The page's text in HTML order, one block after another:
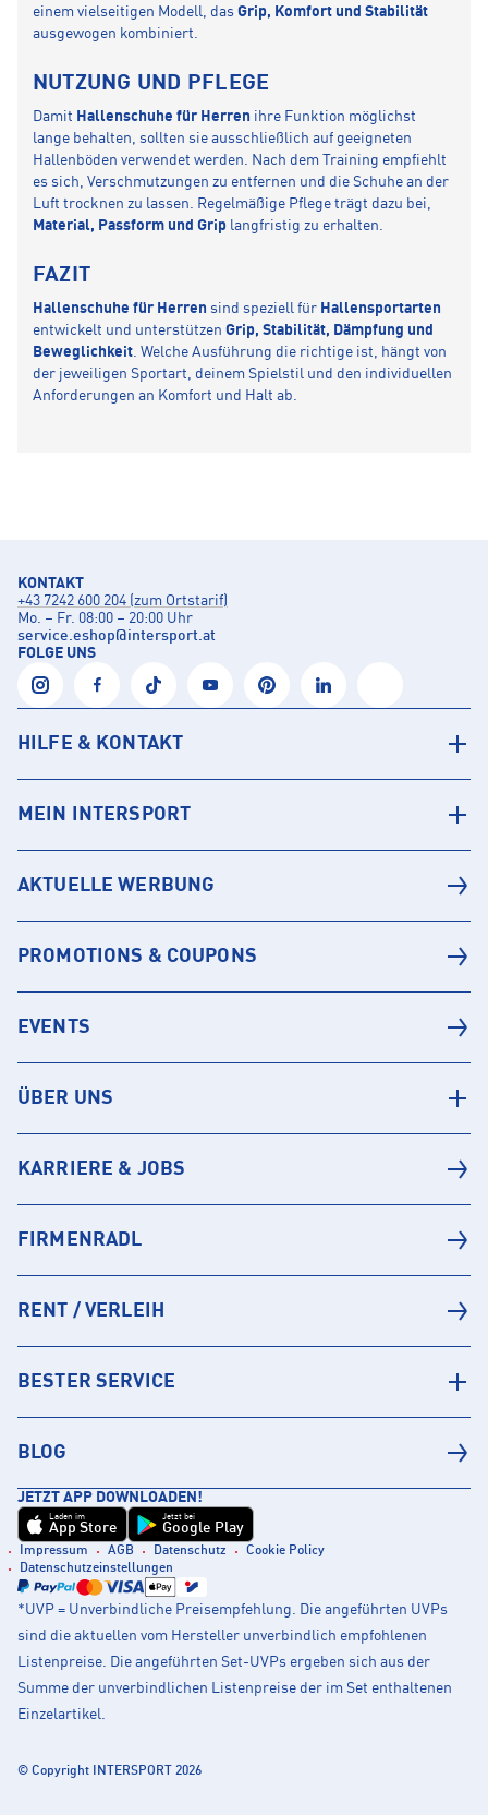
einem vielseitigen Modell, das Grip, Komfort und Stabilität
ausgewogen kombiniert.
NUTZUNG UND PFLEGE
Damit Hallenschuhe für Herren ihre Funktion möglichst
lange behalten, sollten sie ausschließlich auf geeigneten
Hallenböden verwendet werden. Nach dem Training empfiehlt
es sich, Verschmutzungen zu entfernen und die Schuhe an der
Luft trocknen zu lassen. Regelmäßige Pflege trägt dazu bei,
Material, Passform und Grip langfristig zu erhalten.
FAZIT
Hallenschuhe für Herren sind speziell für Hallensportarten
entwickelt und unterstützen Grip, Stabilität, Dämpfung und
Beweglichkeit. Welche Ausführung die richtige ist, hängt von
der jeweiligen Sportart, deinem Spielstil und den individuellen
Anforderungen an Komfort und Halt ab.
KONTAKT
+43 7242 600 204 (zum Ortstarif)
Mo. – Fr. 08:00 – 20:00 Uhr
service.eshop@intersport.at
FOLGE UNS
HILFE & KONTAKT
MEIN INTERSPORT
AKTUELLE WERBUNG
PROMOTIONS & COUPONS
EVENTS
ÜBER UNS
KARRIERE & JOBS
FIRMENRADL
RENT / VERLEIH
BESTER SERVICE
BLOG
JETZT APP DOWNLOADEN!
Laden im
App Store
Jetzt bei
Google Play
Impressum AGB Datenschutz
Cookie Policy
Datenschutzeinstellungen
*UVP = Unverbindliche Preisempfehlung. Die angeführten UVPs
sind die aktuellen vom Hersteller unverbindlich empfohlenen
Listenpreise. Die angeführten Set-UVPs ergeben sich aus der
Summe der unverbindlichen Listenpreise der im Set enthaltenen
Einzelartikel.
© Copyright INTERSPORT 2026